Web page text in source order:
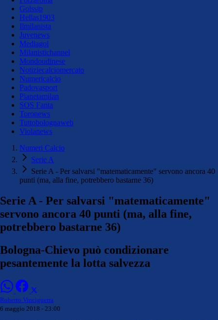
Golssip
Hellas1903
Ilmilanista
Juvenews
Mediagol
Milanistichannel
Mondoudinese
Notiziecalciomercato
Numericalcio
Padovasport
Pianetamilan
SOS Fanta
Toronews
Tuttobolognaweb
Violanews
Numeri Calcio
Serie A
Serie A - Per salvarsi "matematicamente" servono ancora 40
punti (ma, alla fine, potrebbero bastarne 36)
Serie A - Per salvarsi "matematicamente"
servono ancora 40 punti (ma, alla fine,
potrebbero bastarne 36)
Bologna-Chievo può condizionare
pesantemente la lotta salvezza
Roberto Vinciguerra
6 maggio 2018 - 23:00